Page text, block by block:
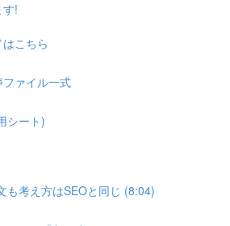
!
こちら
ァイル一式
シート)
も考え方はSEOと同じ (8:04)